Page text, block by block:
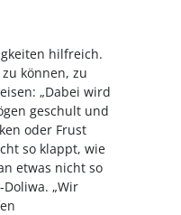
hilfreich.
können, zu
„Dabei wird
geschult und
oder Frust
so klappt, wie
etwas nicht so
„Wir